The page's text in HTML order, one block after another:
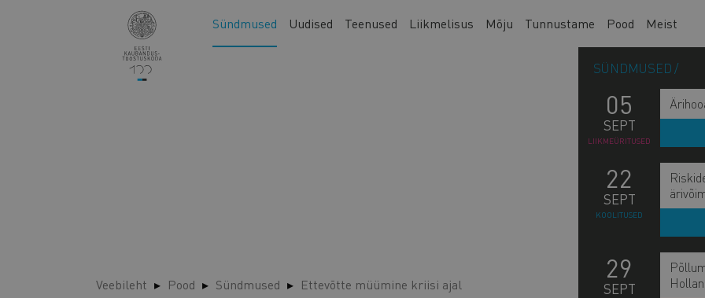
Main
navigation
Sündmused Uudised Teenused Liikmelisus Mõju Tunnustame Pood Meist
SÜNDMUSED
05
SEPT
LIIKMEÜRITUSED
22
SEPT
KOOLITUSED
29
SEPT
Veebileht Pood Sündmused Ettevõtte müümine kriisi ajal